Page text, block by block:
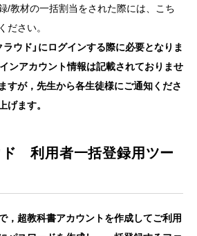
/教材の一括割当をされた際には、こち
ださい。
ウド」にログインする際に必要となりま
ンアカウント情報は記載されておりませ
すが，先生から各生徒様にご通知くださ
げます。
利用者一括登録用ツー
，超教科書アカウントを作成してご利用